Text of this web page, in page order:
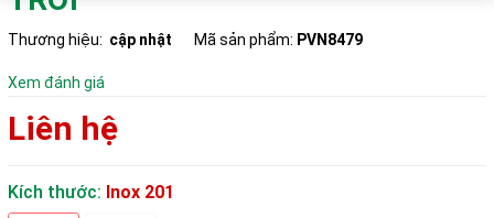
Thương hiệu: cập nhật Mã sản phẩm: PVN8479
Xem đánh giá
Liên hệ
Kích thước: Inox 201